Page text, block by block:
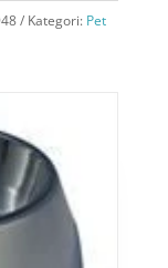
Kategori: Pet